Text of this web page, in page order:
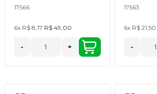
17566
6x R$ 8,17 R$ 49,00
- +
17563
6x R$ 21,50
-